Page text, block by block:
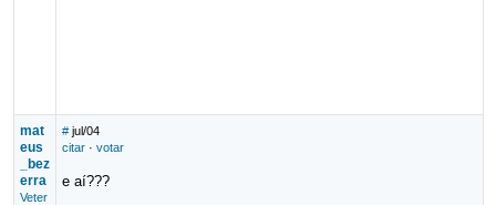
mat
eus
_bez
erra
Veter
# jul/04
citar· votar
e aí???